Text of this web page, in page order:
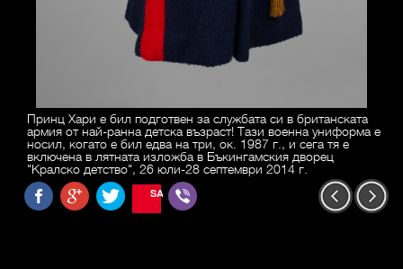
Принц Хари е бил подготвен за службата си в британската
армия от най-ранна детска възраст! Тази военна униформа е
носил, когато е бил едва на три, ок. 1987 г., и сега тя е
включена в лятната изложба в Бъкингамския дворец
"Кралско детство", 26 юли-28 септември 2014 г.
SAVE